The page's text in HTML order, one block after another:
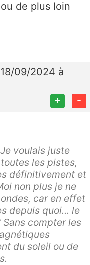
de plus loin
09/2024 à
+ -
voulais juste
les pistes,
définitivement et
non plus je ne
car en effet
depuis quoi... le
compter les
du soleil ou de